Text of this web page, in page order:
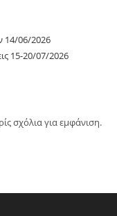
14/06/2026
15-20/07/2026
σχόλια για εμφάνιση.